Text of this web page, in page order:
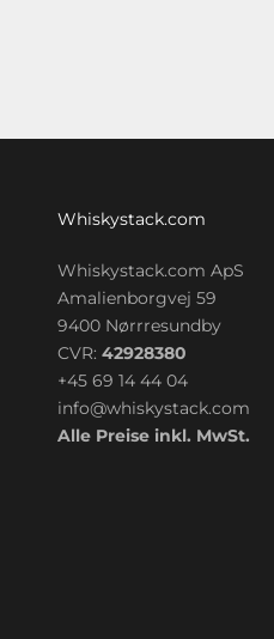
Whiskystack.com
Whiskystack.com ApS
Amalienborgvej 59
9400 Nørrresundby
CVR: 42928380
+45 69 14 44 04
info@whiskystack.com
Alle Preise inkl. MwSt.